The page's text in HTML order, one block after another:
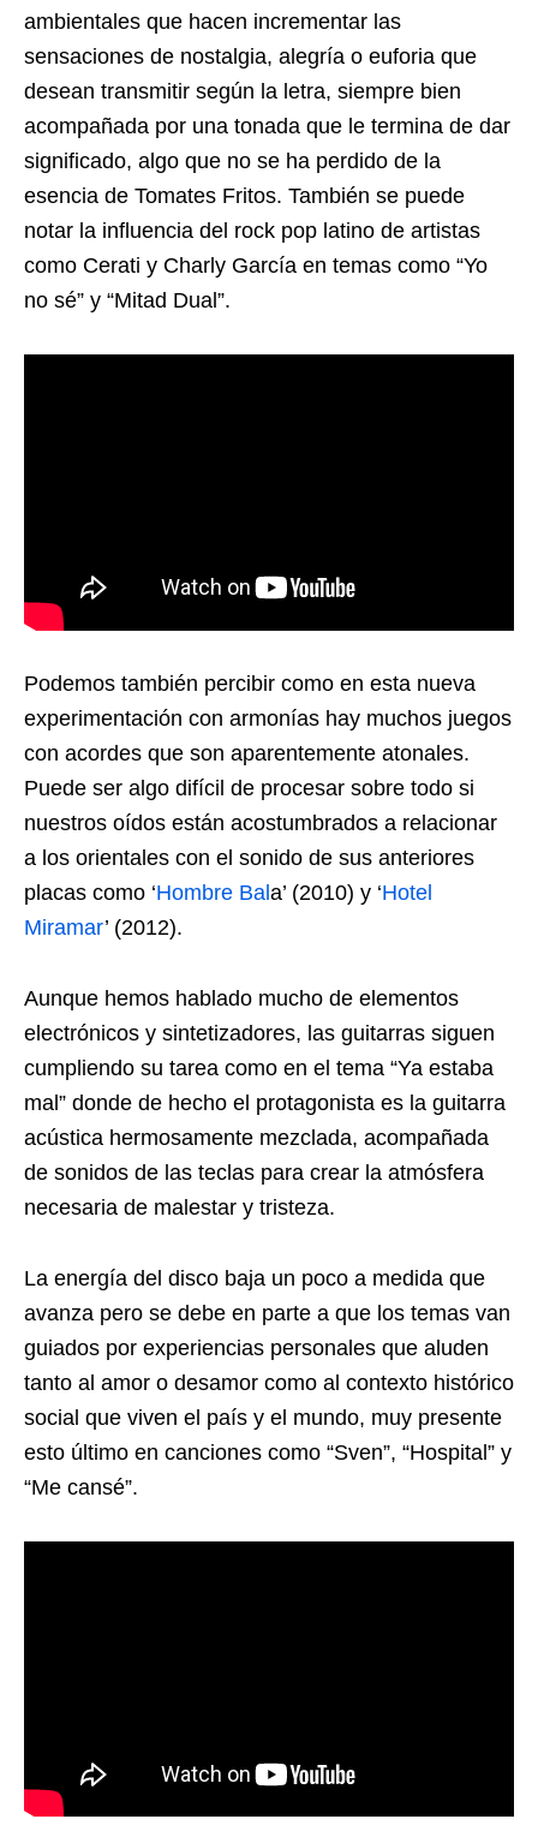
ambientales que hacen incrementar las
sensaciones de nostalgia, alegría o euforia que
desean transmitir según la letra, siempre bien
acompañada por una tonada que le termina de dar
significado, algo que no se ha perdido de la
esencia de Tomates Fritos. También se puede
notar la influencia del rock pop latino de artistas
como Cerati y Charly García en temas como “Yo
no sé” y “Mitad Dual”.
Podemos también percibir como en esta nueva
experimentación con armonías hay muchos juegos
con acordes que son aparentemente atonales.
Puede ser algo difícil de procesar sobre todo si
nuestros oídos están acostumbrados a relacionar
a los orientales con el sonido de sus anteriores
placas como ‘Hombre Bala’ (2010) y ‘Hotel
Miramar’ (2012).
Aunque hemos hablado mucho de elementos
electrónicos y sintetizadores, las guitarras siguen
cumpliendo su tarea como en el tema “Ya estaba
mal” donde de hecho el protagonista es la guitarra
acústica hermosamente mezclada, acompañada
de sonidos de las teclas para crear la atmósfera
necesaria de malestar y tristeza.
La energía del disco baja un poco a medida que
avanza pero se debe en parte a que los temas van
guiados por experiencias personales que aluden
tanto al amor o desamor como al contexto histórico
social que viven el país y el mundo, muy presente
esto último en canciones como “Sven”, “Hospital” y
“Me cansé”.